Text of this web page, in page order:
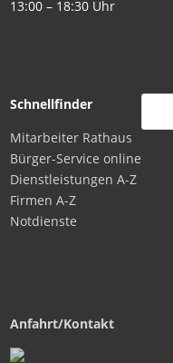
13:00 – 18:30 Uhr
Schnellfinder
Mitarbeiter Rathaus
Bürger-Service online
Dienstleistungen A-Z
Firmen A-Z
Notdienste
Anfahrt/Kontakt